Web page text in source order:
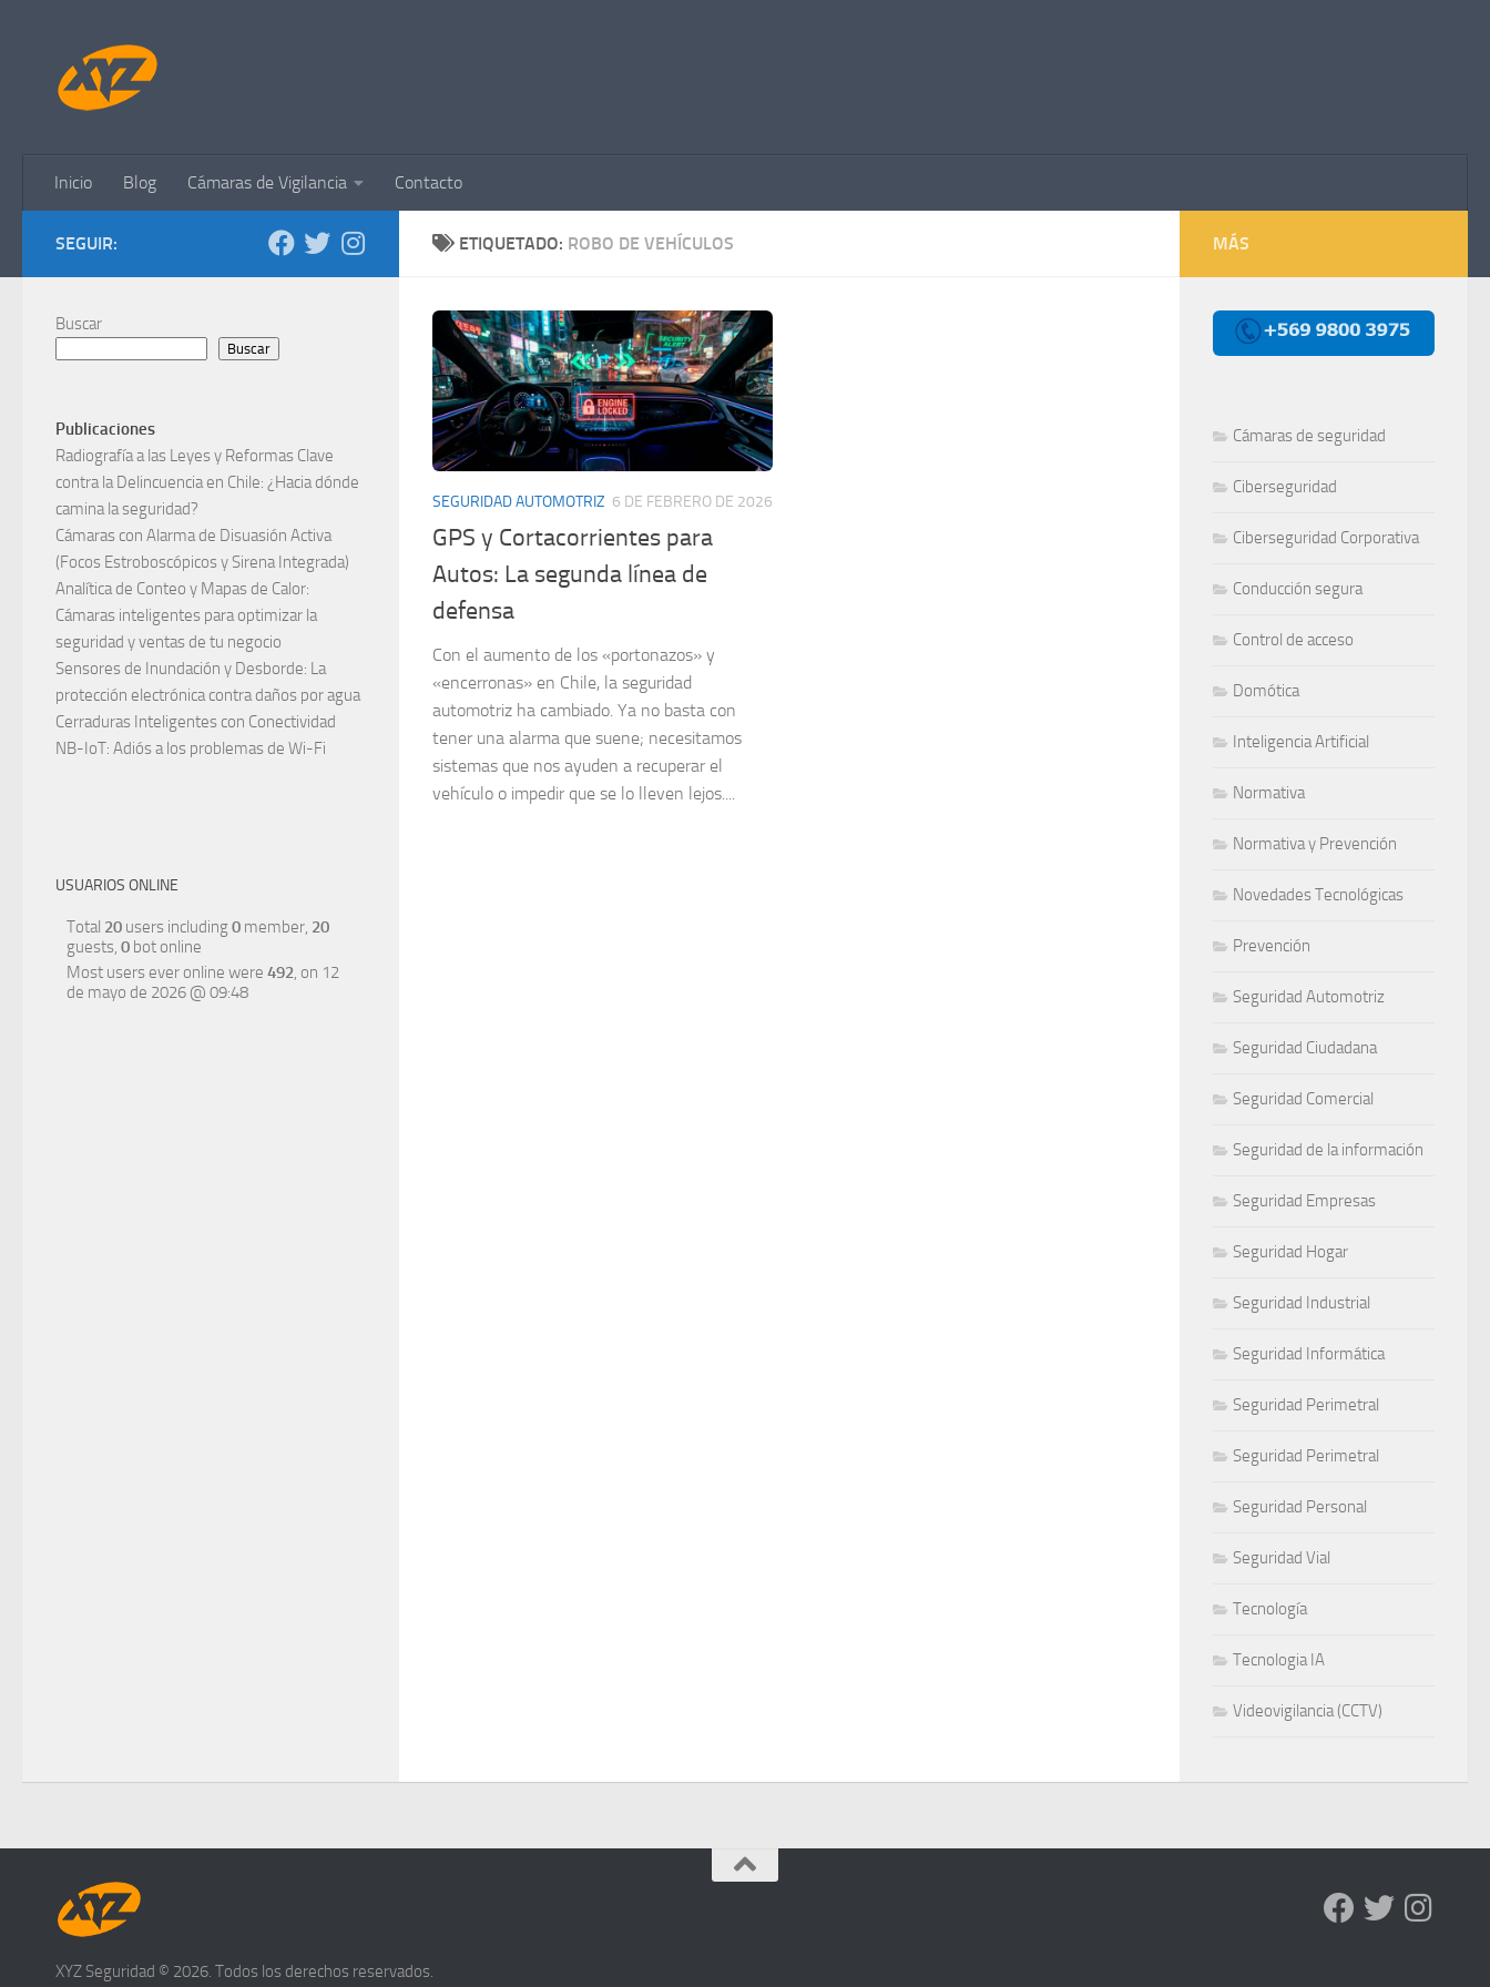
Inicio Blog Cámaras de Vigilancia Contacto
ETIQUETADO: ROBO DE VEHÍCULOS
SEGURIDAD AUTOMOTRIZ 6 DE FEBRERO DE 2026
GPS y Cortacorrientes para
Autos: La segunda línea de
defensa
Con el aumento de los «portonazos» y
«encerronas» en Chile, la seguridad
automotriz ha cambiado. Ya no basta con
tener una alarma que suene; necesitamos
sistemas que nos ayuden a recuperar el
vehículo o impedir que se lo lleven lejos....
SEGUIR:
Buscar
Buscar
Publicaciones
Radiografía a las Leyes y Reformas Clave
contra la Delincuencia en Chile: ¿Hacia dónde
camina la seguridad?
Cámaras con Alarma de Disuasión Activa
(Focos Estroboscópicos y Sirena Integrada)
Analítica de Conteo y Mapas de Calor:
Cámaras inteligentes para optimizar la
seguridad y ventas de tu negocio
Sensores de Inundación y Desborde: La
protección electrónica contra daños por agua
Cerraduras Inteligentes con Conectividad
NB-IoT: Adiós a los problemas de Wi-Fi
USUARIOS ONLINE
Total 20 users including0 member, 20
guests, 0 bot online
Most users ever online were 492, on 12
de mayo de 2026 @ 09:48
MÁS
Cámaras de seguridad
Ciberseguridad
Ciberseguridad Corporativa
Conducción segura
Control de acceso
Domótica
Inteligencia Artificial
Normativa
Normativa y Prevención
Novedades Tecnológicas
Prevención
Seguridad Automotriz
Seguridad Ciudadana
Seguridad Comercial
Seguridad de la información
Seguridad Empresas
Seguridad Hogar
Seguridad Industrial
Seguridad Informática
Seguridad Perimetral
Seguridad Perimetral
Seguridad Personal
Seguridad Vial
Tecnología
Tecnologia IA
Videovigilancia (CCTV)
XYZ Seguridad © 2026. Todos los derechos reservados.